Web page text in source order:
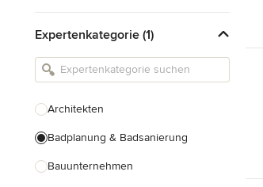
Expertenkategorie (1)
Architekten
Badplanung & Badsanierung
Bauunternehmen